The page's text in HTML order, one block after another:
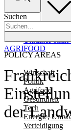
Suchen
POLICY AREAS
Wirtschaft
Politik
Agrifood
Gesundheit
Tech
Energie,
Verteidigung
UkrainePolitik
der
AGRIFOOD